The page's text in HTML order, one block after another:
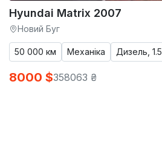
Hyundai Matrix 2007
Новий Буг
50 000 км Механіка Дизель, 1.5
8000 $358063 ₴